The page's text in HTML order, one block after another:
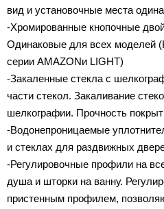
вид и установочные места
-Хромированные кнопочные
Одинаковые для всех моделей
серии AMAZONи LIGHT)
-Закаленные стекла с
части стекол. Закаливание
шелкографии. Прочность
-Водонепроницаемые
и стеклах для раздвижных
-Регулировочные профили на
душа и шторки на ванну.
пристенным профилем,